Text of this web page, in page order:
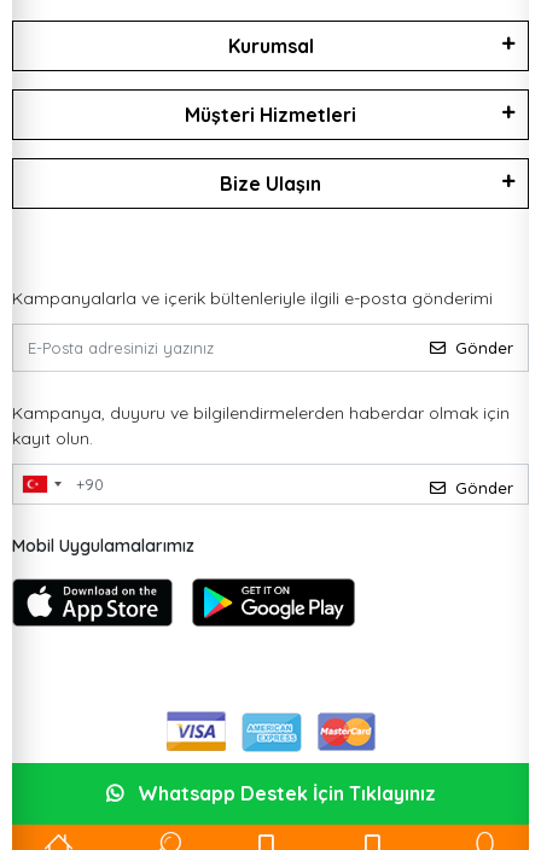
Kurumsal
Müşteri Hizmetleri
Bize Ulaşın
Kampanyalarla ve içerik bültenleriyle ilgili e-posta gönderimi
Gönder
Kampanya, duyuru ve bilgilendirmelerden haberdar olmak için
kayıt olun.
Gönder
Mobil Uygulamalarımız
Whatsapp Destek İçin Tıklayınız